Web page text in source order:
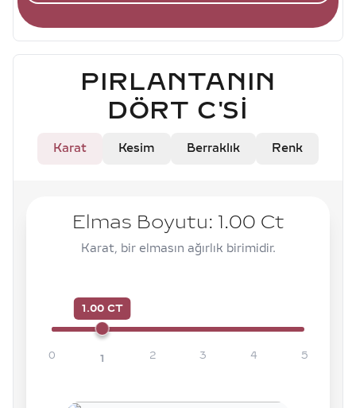
PIRLANTANIN
DÖRT C'SI
Karat Kesim Berraklık Renk
Elmas Boyutu: 1.00 Ct
Karat, bir elmasın ağırlık birimidir.
1.00 CT
0 1 2 3 4 5